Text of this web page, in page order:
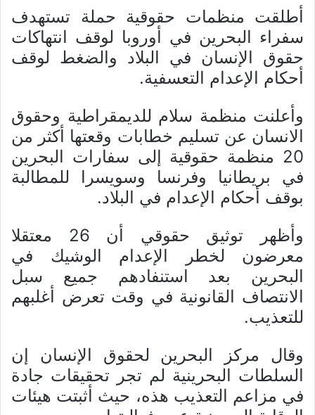
أطلقت منظمات حقوقية حملة تستهدف
سفراء البحرين في أوروبا لوقف انتهاكات
حقوق الإنسان في البلاد والضغط لوقف
أحكام الإعدام التعسفية.
وأعلنت منظمة سلام للديمقراطية وحقوق
الانسان عن تسليم خطابات وقعتها أكثر من
20 منظمة حقوقية إلى سفارات البحرين
في بريطانيا وفرنسا وسويسرا للمطالبة
بوقف أحكام الإعدام في البلاد.
وأظهر توثيق حقوقي أن 26 معتقلا
معرضون لخطر الإعدام الوشيك في
البحرين بعد استنفادهم جميع سبل
الانتصاف القانونية في وقت تعرض أغلبهم
للتعذيب.
وقال مركز البحرين لحقوق الإنسان إن
السلطات البحرينية لم تجر تحقيقات جادة
في مزاعم التعذيب هذه، حيث أثبتت هيئات